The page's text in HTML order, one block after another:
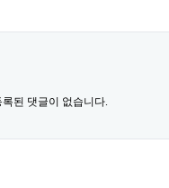
록된 댓글이 없습니다.